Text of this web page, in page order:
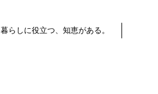
暮らしに役立つ、知恵がある。